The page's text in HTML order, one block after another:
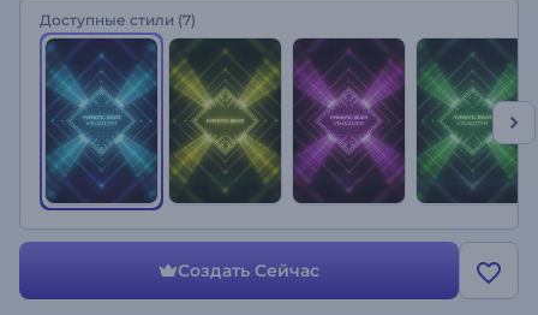
Доступные стили (7)
Создать Сейчас